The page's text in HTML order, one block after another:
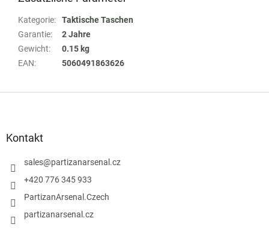
Kategorie:
Taktische Taschen
Garantie:
2 Jahre
Gewicht:
0.15 kg
EAN: 5060491863626
Kontakt
sales@partizanarsenal.cz
+420 776 345 933
PartizanArsenal.Czech
partizanarsenal.cz